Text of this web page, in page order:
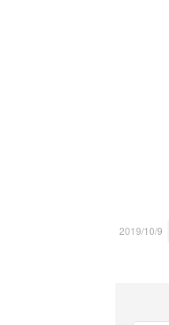
2019/10/9